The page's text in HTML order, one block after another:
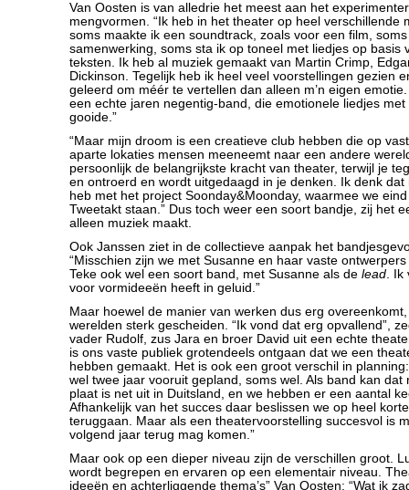
Van Oosten is van alledrie het meest aan het
mengvormen. “Ik heb in het theater op heel verschillende
soms maakte ik een soundtrack, zoals voor een film,
samenwerking, soms sta ik op toneel met liedjes op basis
teksten. Ik heb al muziek gemaakt van Martin Crimp,
Dickinson. Tegelijk heb ik heel veel voorstellingen gezien
geleerd om méér te vertellen dan alleen m’n eigen
een echte jaren negentig-band, die emotionele liedjes
gooide.”
“Maar mijn droom is een creatieve club hebben die op
aparte lokaties mensen meeneemt naar een andere
persoonlijk de belangrijkste kracht van theater, terwijl je
en ontroerd en wordt uitgedaagd in je denken. Ik denk dat
heb met het project Soonday&Moonday, waarmee we
Tweetakt staan.” Dus toch weer een soort bandje, zij het
alleen muziek maakt.
Ook Janssen ziet in de collectieve aanpak het
“Misschien zijn we met Susanne en haar vaste
Teke ook wel een soort band, met Susanne als de lead. Ik
voor vormideeën heeft in geluid.”
Maar hoewel de manier van werken dus erg
werelden sterk gescheiden. “Ik vond dat erg opvallend”,
vader Rudolf, zus Jara en broer David uit een echte
is ons vaste publiek grotendeels ontgaan dat we een
hebben gemaakt. Het is ook een groot verschil in
wel twee jaar vooruit gepland, soms wel. Als band kan dat
plaat is net uit in Duitsland, en we hebben er een aantal
Afhankelijk van het succes daar beslissen we op heel
teruggaan. Maar als een theatervoorstelling succesvol is
volgend jaar terug mag komen.”
Maar ook op een dieper niveau zijn de verschillen groot.
wordt begrepen en ervaren op een elementair niveau.
ideeën en achterliggende thema’s” Van Oosten: “Wat ik